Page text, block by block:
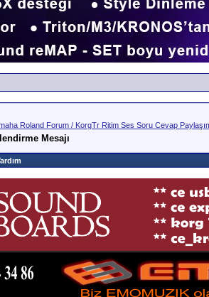
Roland Forum / KorgTr Ritim Ses Soru Cevap
Mesajı